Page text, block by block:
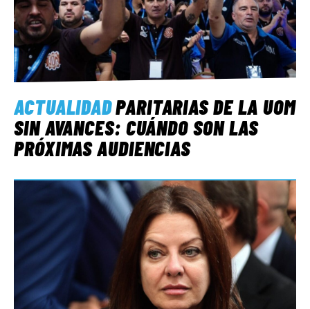
ACTUALIDADPARITARIAS DE LA UOM
SIN AVANCES: CUÁNDO SON LAS
PRÓXIMAS AUDIENCIAS